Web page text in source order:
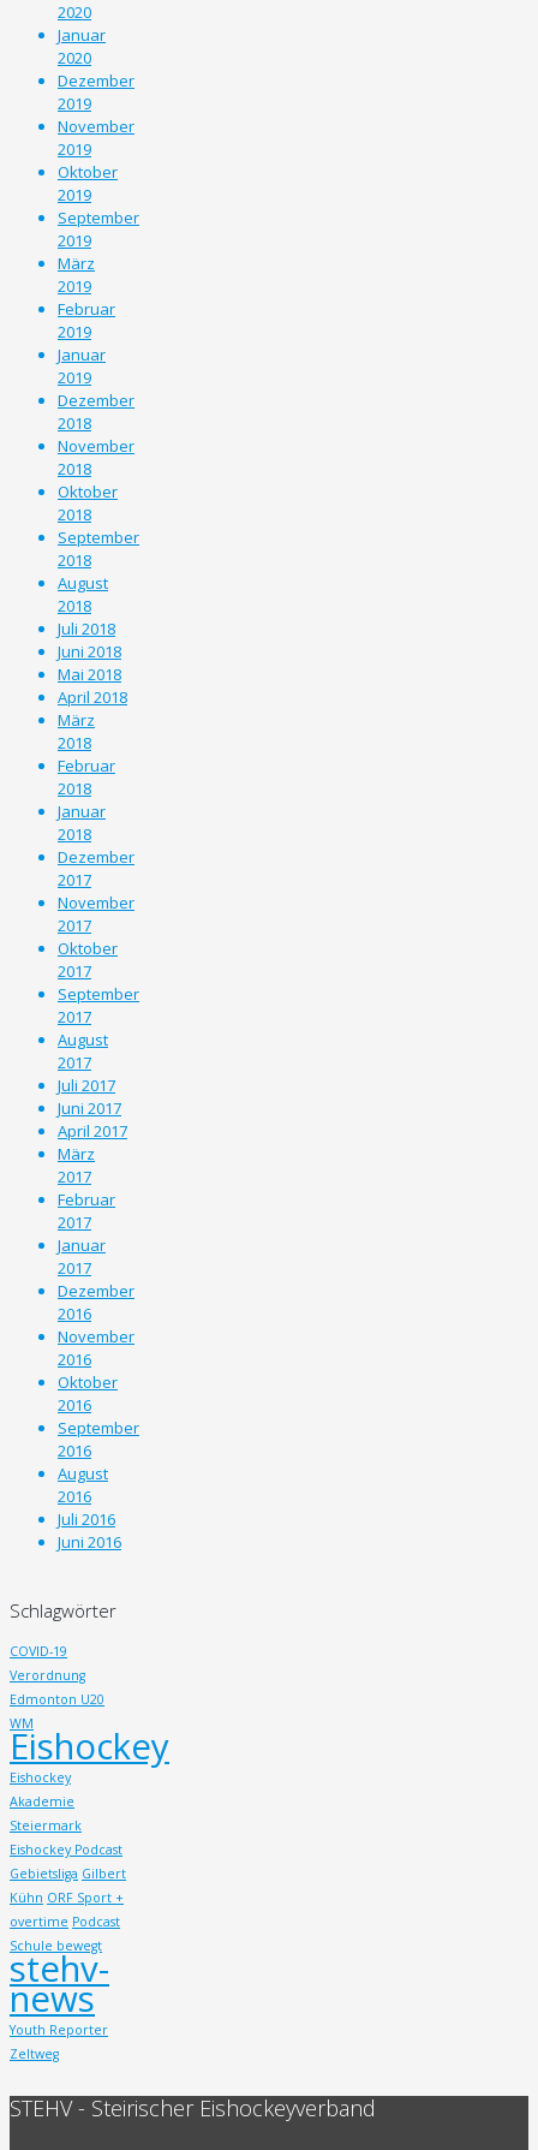
2020
Januar
2020
Dezember
2019
November
2019
Oktober
2019
September
2019
März
2019
Februar
2019
Januar
2019
Dezember
2018
November
2018
Oktober
2018
September
2018
August
2018
Juli 2018
Juni 2018
Mai 2018
April 2018
März
2018
Februar
2018
Januar
2018
Dezember
2017
November
2017
Oktober
2017
September
2017
August
2017
Juli 2017
Juni 2017
April 2017
März
2017
Februar
2017
Januar
2017
Dezember
2016
November
2016
Oktober
2016
September
2016
August
2016
Juli 2016
Juni 2016
Schlagwörter
COVID-19
Verordnung
Edmonton U20
WM
Eishockey
Eishockey
Akademie
Steiermark
Eishockey Podcast
Gebietsliga Gilbert
Kühn ORF Sport +
overtime Podcast
Schule bewegt
stehv-
news
Youth Reporter
Zeltweg
STEHV - Steirischer Eishockeyverband